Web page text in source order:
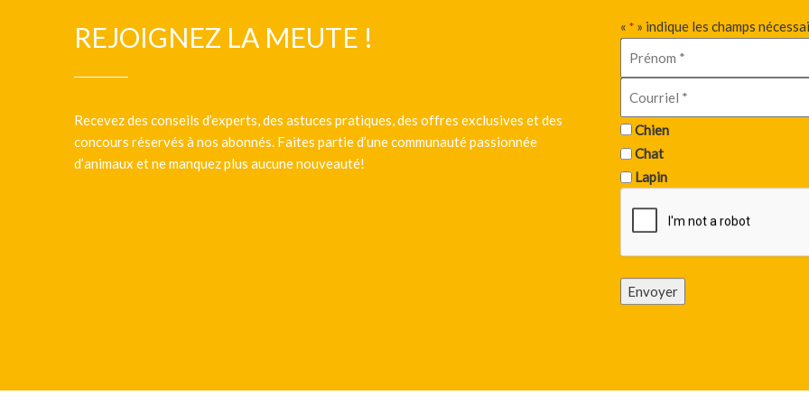
REJOIGNEZ LA MEUTE !
Recevez des conseils d’experts, des astuces pratiques, des offres exclusives et des
concours réservés à nos abonnés. Faites partie d’une communauté passionnée
d’animaux et ne manquez plus aucune nouveauté!
« * » indique les champs
Chien
Chat
Lapin
Envoyer